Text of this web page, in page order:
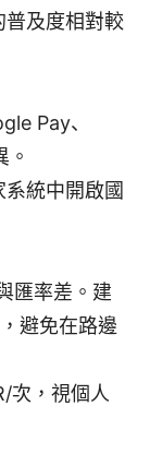
普及度相對較
Pay、
統中開啟國
匯率差。建
避免在路邊
次，視個人